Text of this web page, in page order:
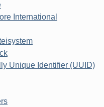
International
Unique Identifier (UUID)